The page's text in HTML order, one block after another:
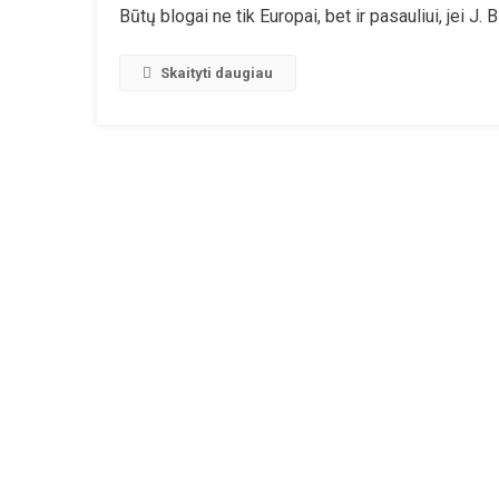
Būtų blogai ne tik Europai, bet ir pasauliui, jei J.
Skaityti daugiau